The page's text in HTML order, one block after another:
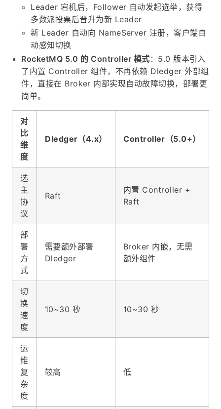
Leader 宕机后，Follower 自动发起选举，获得
多数派投票后晋升为新 Leader
新 Leader 自动向 NameServer 注册，客户端自
动感知切换
RocketMQ 5.0 的 Controller 模式 ：5.0 版本引入
了内置 Controller 组件，不再依赖 Dledger 外部组
件，直接在 Broker 内部实现自动故障切换，部署更
简单。
对
比
维
度
Dledger（4.x） Controller（5.0+）
选
主
协
议
Raft
内置 Controller +
Raft
部
署
方
式
需要额外部署
Dledger
Broker 内嵌，无需
额外组件
切
换
速
度
10~30 秒 10~30 秒
运
维
复
杂
度
较高 低